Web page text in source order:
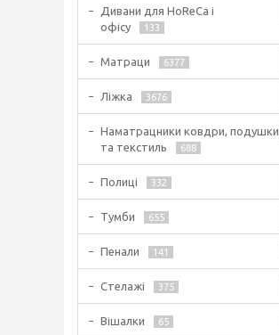
Дивани для HoReCa і
офісу
133
Матраци 6377
Ліжка 3676
Наматрацники ковдри, подушки
та текстиль
688
Полиці 332
Тумби 655
Пенали 141
Стелажі 375
Вішалки 65